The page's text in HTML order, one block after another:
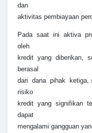
dan
aktivitas pembiayaan
Pada saat ini aktiva
oleh
kredit yang diberikan,
berasal
dari dana pihak ketiga,
risiko
kredit yang signifikan
dapat
mengalami gangguan